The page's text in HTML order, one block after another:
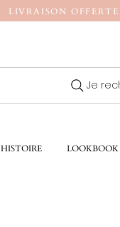
LIVRAISON
Je
HISTOIRE LOOKBOOK